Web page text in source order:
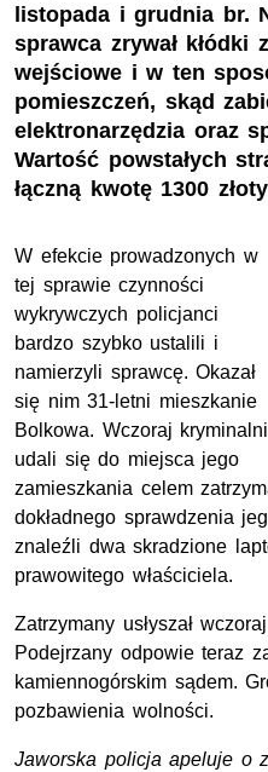
listopada i grudnia br.
sprawca zrywał kłódki
wejściowe i w ten
pomieszczeń, skąd
elektronarzędzia oraz
Wartość powstałych
łączną kwotę 1300
W efekcie prowadzonych w
tej sprawie czynności
wykrywczych policjanci
bardzo szybko ustalili i
namierzyli sprawcę. Okazał
się nim 31-letni mieszkanie
Bolkowa. Wczoraj kryminalni
udali się do miejsca jego
zamieszkania celem
dokładnego sprawdzenia
znaleźli dwa skradzione
prawowitego właściciela.
Zatrzymany usłyszał
Podejrzany odpowie teraz
kamiennogórskim sądem.
pozbawienia wolności.
Jaworska policja apeluje o